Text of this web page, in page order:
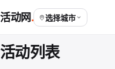
活动网 选择城市
活动列表